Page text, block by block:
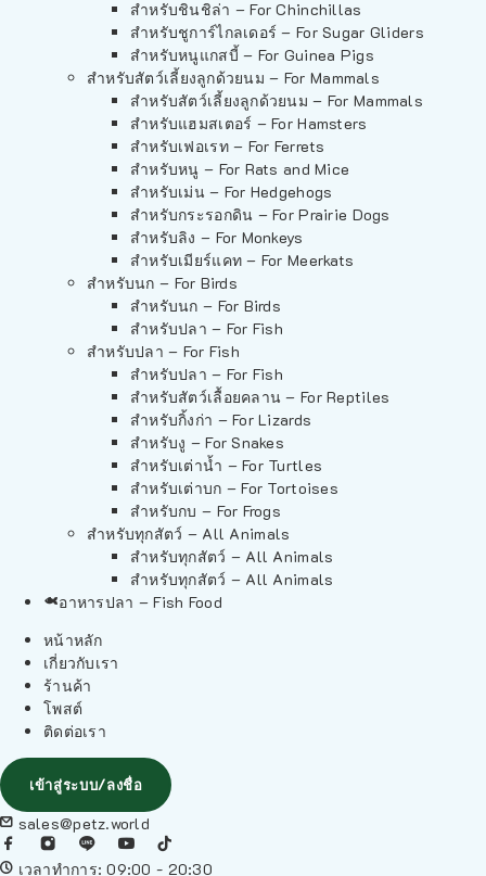
สำหรับชินชิล่า – For Chinchillas
สำหรับชูการ์ไกลเดอร์ – For Sugar Gliders
สำหรับหนูแกสบี้ – For Guinea Pigs
สำหรับสัตว์เลี้ยงลูกด้วยนม – For Mammals
สำหรับสัตว์เลี้ยงลูกด้วยนม – For Mammals
สำหรับแฮมสเตอร์ – For Hamsters
สำหรับเฟอเรท – For Ferrets
สำหรับหนู – For Rats and Mice
สำหรับเม่น – For Hedgehogs
สำหรับกระรอกดิน – For Prairie Dogs
สำหรับลิง – For Monkeys
สำหรับเมียร์แคท – For Meerkats
สำหรับนก – For Birds
สำหรับนก – For Birds
สำหรับปลา – For Fish
สำหรับปลา – For Fish
สำหรับปลา – For Fish
สำหรับสัตว์เลื้อยคลาน – For Reptiles
สำหรับกิ้งก่า – For Lizards
สำหรับงู – For Snakes
สำหรับเต่าน้ำ – For Turtles
สำหรับเต่าบก – For Tortoises
สำหรับกบ – For Frogs
สำหรับทุกสัตว์ – All Animals
สำหรับทุกสัตว์ – All Animals
สำหรับทุกสัตว์ – All Animals
อาหารปลา – Fish Food
หน้าหลัก
เกี่ยวกับเรา
ร้านค้า
โพสต์
ติดต่อเรา
เข้าสู่ระบบ/ลงชื่อ
sales@petz.world
เวลาทำการ: 09:00 - 20:30